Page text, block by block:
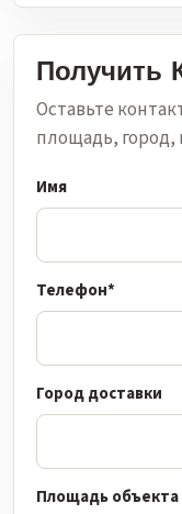
Получить
Оставьте
площадь, город,
Имя
Телефон*
Город доставки
Площадь объекта